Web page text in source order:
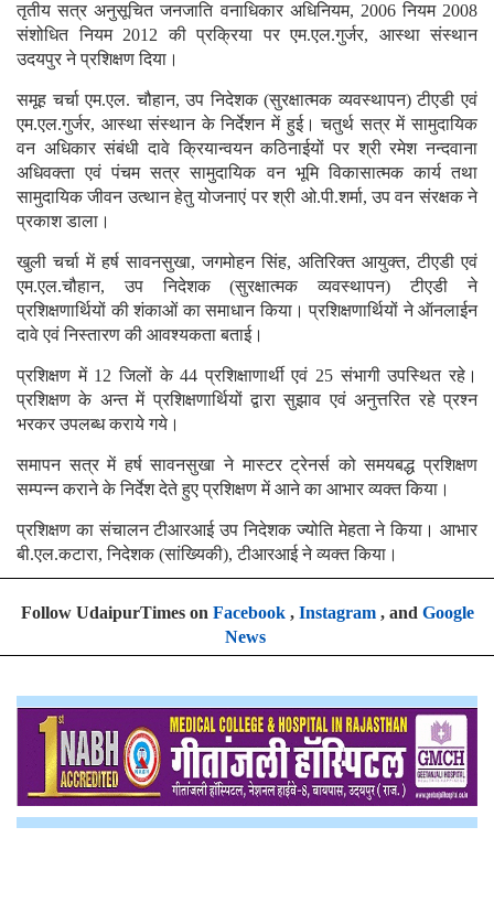
तृतीय सत्र अनुसूचित जनजाति वनाधिकार अधिनियम, 2006 नियम 2008
संशोधित नियम 2012 की प्रक्रिया पर एम.एल.गुर्जर, आस्था संस्थान
उदयपुर ने प्रशिक्षण दिया।
समूह चर्चा एम.एल. चौहान, उप निदेशक (सुरक्षात्मक व्यवस्थापन) टीएडी एवं
एम.एल.गुर्जर, आस्था संस्थान के निर्देशन में हुई। चतुर्थ सत्र में सामुदायिक
वन अधिकार संबंधी दावे क्रियान्वयन कठिनाईयों पर श्री रमेश नन्दवाना
अधिवक्ता एवं पंचम सत्र सामुदायिक वन भूमि विकासात्मक कार्य तथा
सामुदायिक जीवन उत्थान हेतु योजनाएं पर श्री ओ.पी.शर्मा, उप वन संरक्षक ने
प्रकाश डाला।
खुली चर्चा में हर्ष सावनसुखा, जगमोहन सिंह, अतिरिक्त आयुक्त, टीएडी एवं
एम.एल.चौहान, उप निदेशक (सुरक्षात्मक व्यवस्थापन) टीएडी ने
प्रशिक्षणार्थियों की शंकाओं का समाधान किया। प्रशिक्षणार्थियों ने ऑनलाईन
दावे एवं निस्तारण की आवश्यकता बताई।
प्रशिक्षण में 12 जिलों के 44 प्रशिक्षाणार्थी एवं 25 संभागी उपस्थित रहे।
प्रशिक्षण के अन्त में प्रशिक्षणार्थियों द्वारा सुझाव एवं अनुत्तरित रहे प्रश्न
भरकर उपलब्ध कराये गये।
समापन सत्र में हर्ष सावनसुखा ने मास्टर ट्रेनर्स को समयबद्ध प्रशिक्षण
सम्पन्न कराने के निर्देश देते हुए प्रशिक्षण में आने का आभार व्यक्त किया।
प्रशिक्षण का संचालन टीआरआई उप निदेशक ज्योति मेहता ने किया। आभार
बी.एल.कटारा, निदेशक (सांख्यिकी), टीआरआई ने व्यक्त किया।
Follow UdaipurTimes on Facebook, Instagram, and Google
News